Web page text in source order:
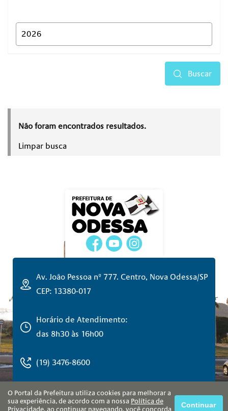
Buscar
Não foram encontrados resultados.
Limpar busca
Av. João Pessoa nº 777. Centro, Nova Odessa/SP
CEP: 13380-017
Horário de Atendimento:
das 8h30 às 16h00
(19) 3476-8600
O Portal da Prefeitura utiliza cookies para melhorar a
sua experiência, de acordo com a nossa Política de
Privacidade, ao continuar navegando, você concorda
Continuar